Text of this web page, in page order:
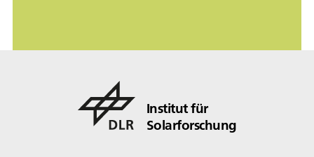
Institut für
Solarforschung